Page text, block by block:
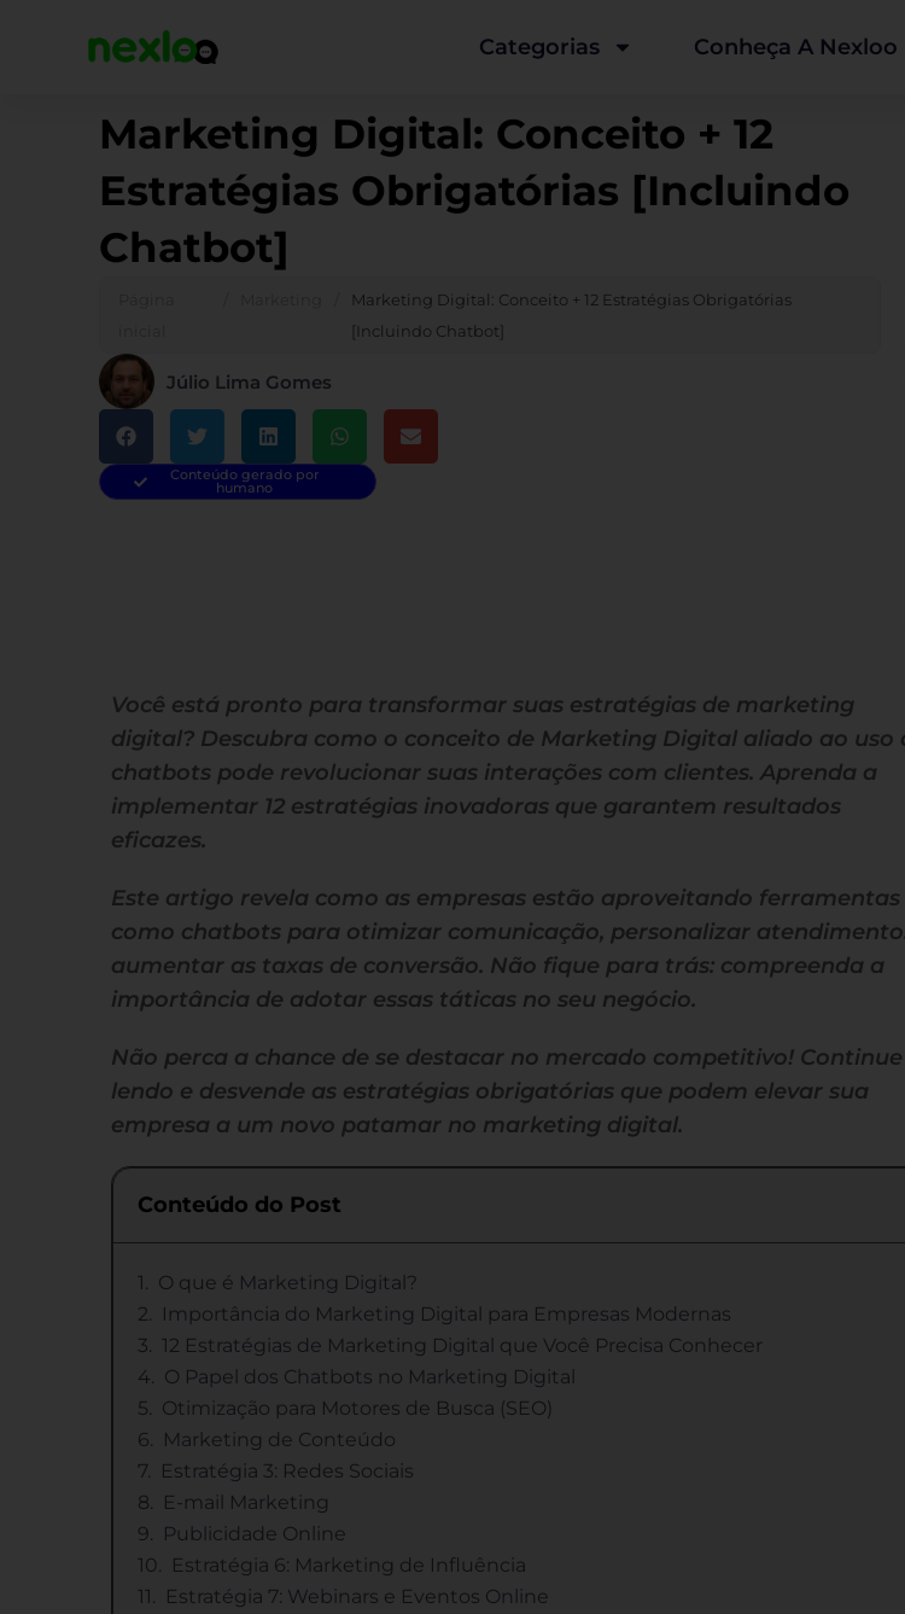
Categorias Conheça A Nexloo
Marketing Digital: Conceito + 12
Estratégias Obrigatórias [Incluindo
Chatbot]
Marketing Digital: Conceito + 12 Estratégias Obrigatórias
[Incluindo Chatbot]
Júlio Lima Gomes
Conteúdo gerado por
humano
Você está pronto para transformar suas estratégias de marketing
digital? Descubra como o conceito de Marketing Digital aliado ao uso
chatbots pode revolucionar suas interações com clientes. Aprenda a
implementar 12 estratégias inovadoras que garantem resultados
eficazes.
Este artigo revela como as empresas estão aproveitando ferramentas
como chatbots para otimizar comunicação, personalizar
aumentar as taxas de conversão. Não fique para trás: compreenda a
importância de adotar essas táticas no seu negócio.
Não perca a chance de se destacar no mercado competitivo! Continue
lendo e desvende as estratégias obrigatórias que podem elevar sua
empresa a um novo patamar no marketing digital.
Conteúdo do Post
O que é Marketing Digital?
Importância do Marketing Digital para Empresas Modernas
12 Estratégias de Marketing Digital que Você Precisa Conhecer
O Papel dos Chatbots no Marketing Digital
Otimização para Motores de Busca (SEO)
Marketing de Conteúdo
Estratégia 3: Redes Sociais
E-mail Marketing
Publicidade Online
Estratégia 6: Marketing de Influência
Estratégia 7: Webinars e Eventos Online